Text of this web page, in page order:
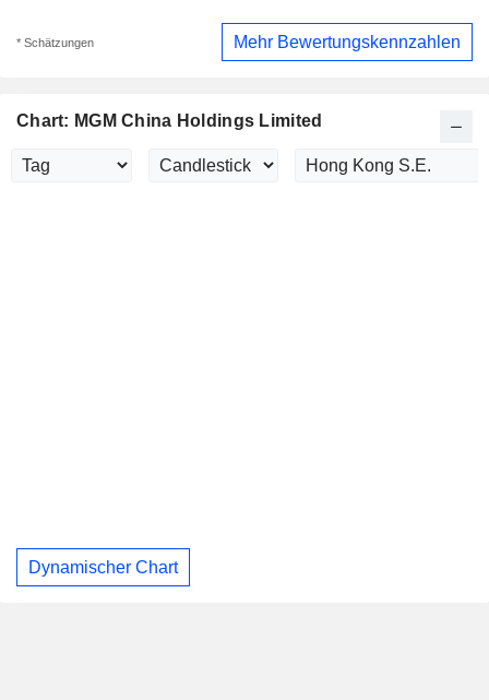
* Schätzungen Mehr Bewertungskennzahlen
Chart: MGM China Holdings Limited
Dynamischer Chart